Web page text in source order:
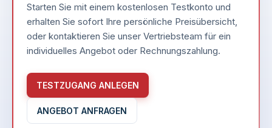
Starten Sie mit einem kostenlosen Testkonto und
erhalten Sie sofort Ihre persönliche Preisübersicht,
oder kontaktieren Sie unser Vertriebsteam für ein
individuelles Angebot oder Rechnungszahlung.
TESTZUGANG ANLEGEN
ANGEBOT ANFRAGEN